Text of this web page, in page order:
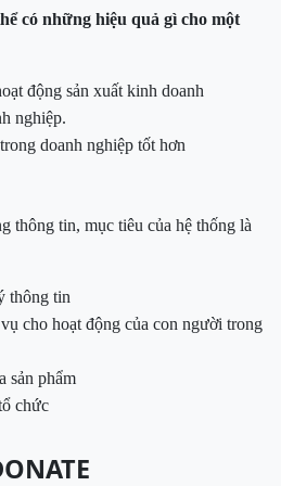
có những hiệu quả gì cho một
động sản xuất kinh doanh
nghiệp.
doanh nghiệp tốt hơn
thông tin, mục tiêu của hệ thống là
thông tin
cho hoạt động của con người trong
sản phẩm
chức